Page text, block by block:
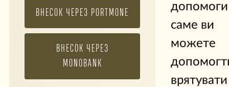
допомоги
саме ви
можете
врятувати
ВНЕСОК ЧЕРЕЗ PORTMONE
ВНЕСОК ЧЕРЕЗ
MONOBANK